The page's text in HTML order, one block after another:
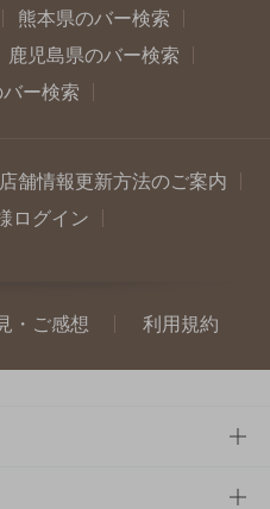
熊本県のバー検索
鹿児島県のバー検索
ー検索
店舗情報更新方法のご案内
ログイン
・ご感想 利用規約